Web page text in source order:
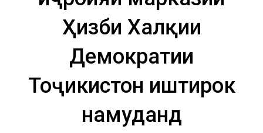
Ҳизби Халқии
Демократии
Тоҷикистон иштирок
намуданд